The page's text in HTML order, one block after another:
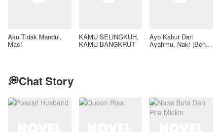
Aku Tidak Mandul,
Mas!
KAMU SELINGKUH,
KAMU BANGKRUT
Ayo Kabur Dari
Ayahmu, Nak! (Benih
💭Chat Story